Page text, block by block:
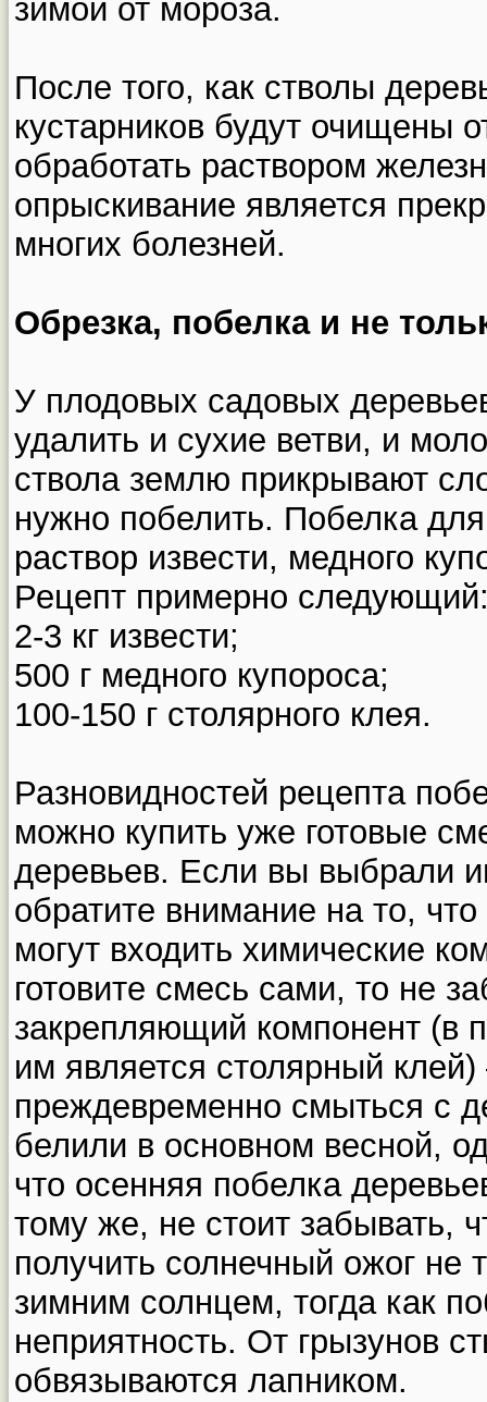
зимой от мороза.
После того, как стволы
кустарников будут очищены
обработать раствором
опрыскивание является
многих болезней.
Обрезка, побелка и не
У плодовых садовых
удалить и сухие ветви, и
ствола землю прикрывают
нужно побелить. Побелка
раствор извести, медного
Рецепт примерно
2-3 кг извести;
500 г медного купороса;
100-150 г столярного клея.
Разновидностей рецепта
можно купить уже готовые
деревьев. Если вы выбрали
обратите внимание на то,
могут входить химические
готовите смесь сами, то не
закрепляющий компонент (в
им является столярный
преждевременно смыться с
белили в основном весной,
что осенняя побелка
тому же, не стоит забывать,
получить солнечный ожог не
зимним солнцем, тогда как
неприятность. От грызунов
обвязываются лапником.